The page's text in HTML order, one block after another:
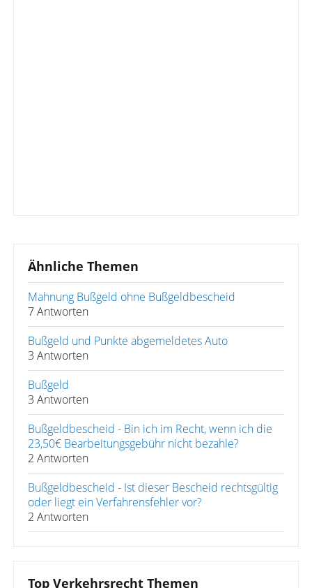
Ähnliche Themen
Mahnung Bußgeld ohne Bußgeldbescheid
7 Antworten
Bußgeld und Punkte abgemeldetes Auto
3 Antworten
Bußgeld
3 Antworten
Bußgeldbescheid - Bin ich im Recht, wenn ich die
23,50€ Bearbeitungsgebühr nicht bezahle?
2 Antworten
Bußgeldbescheid - Ist dieser Bescheid rechtsgültig
oder liegt ein Verfahrensfehler vor?
2 Antworten
Top Verkehrsrecht Themen